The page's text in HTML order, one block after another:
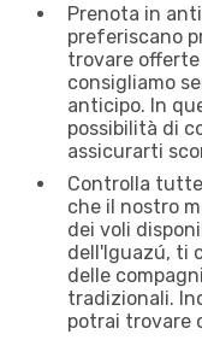
Prenota in
preferiscano
trovare
consigliamo
anticipo. In
possibilità di
assicurarti
Controlla
che il nostro
dei voli
dell'Iguazú, ti
delle
tradizionali.
potrai trovare